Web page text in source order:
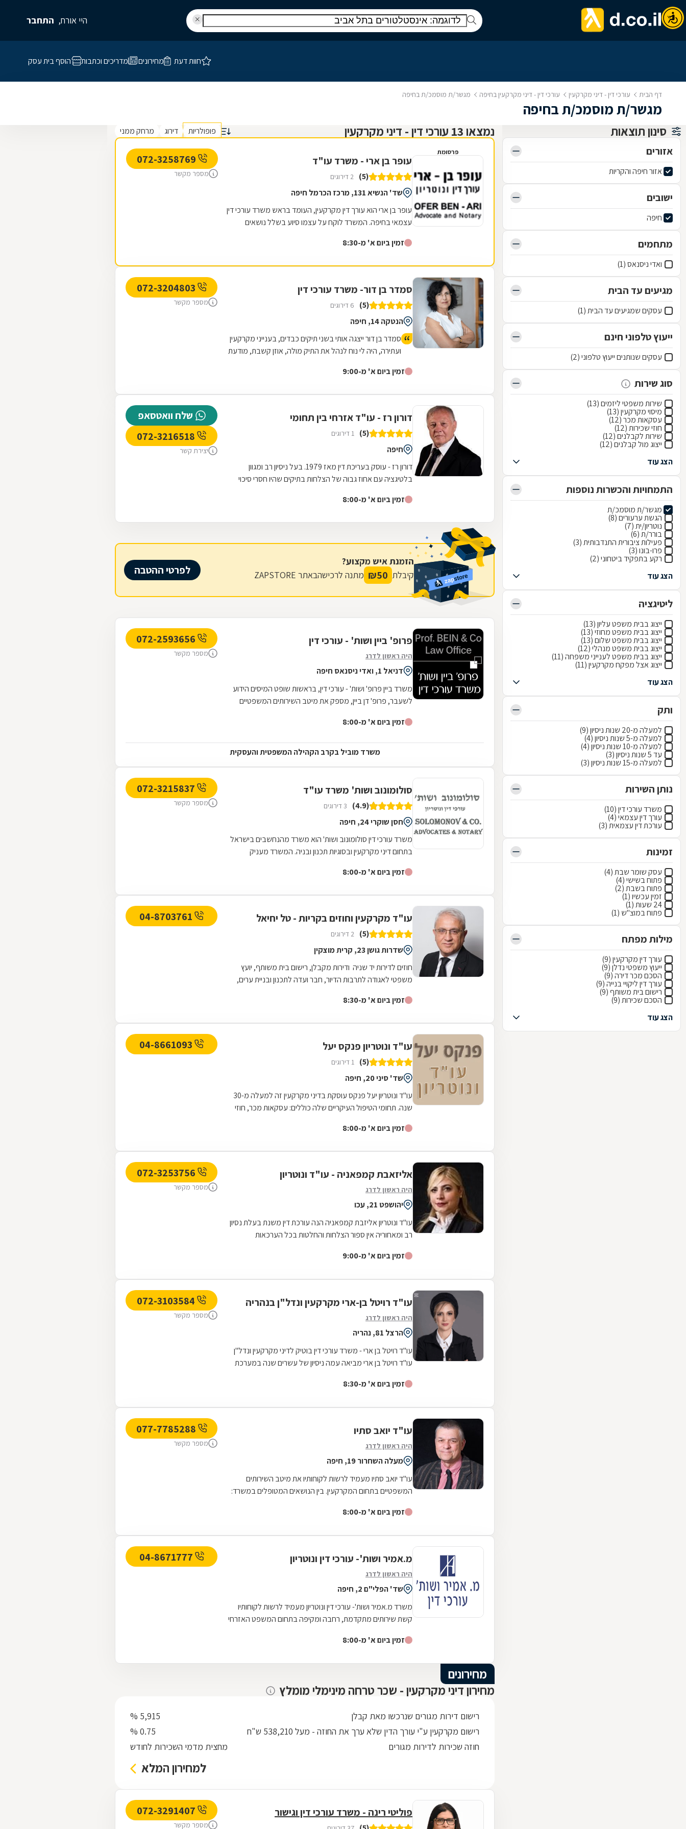
היי אורח, התחבר
חוות דעת מחירונים מדריכים וכתבות הוסף בית עסק
דף הבית עורכי דין - דיני מקרקעין עורכי דין - דיני מקרקעין בחיפה מגשר/ת מוסמכ/ת בחיפה
מגשר/ת מוסמכ/ת בחיפה
סינון תוצאות
אזורים
אזור חיפה והקריות
ישובים
חיפה
מתחמים
ואדי ניסנאס (1)
מגיעים עד הבית
עסקים שמגיעים עד הבית (1)
ייעוץ טלפוני חינם
עסקים שנותנים ייעוץ טלפוני (2)
סוג שירות
שירות משפטי ליזמים (13)
מיסוי מקרקעין (13)
עסקאות מכר (12)
חוזי שכירות (12)
שירות לקבלנים (12)
ייצוג מול קבלנים (12)
הצג עוד
התמחויות והכשרות נוספות
מגשר/ת מוסמכ/ת
הגשת ערעורים (8)
נוטריון/ית (7)
בורר/ת (6)
פעילות ציבורית התנדבותית (3)
פרו-בונו (3)
רקע בתפקיד ביטחוני (2)
הצג עוד
ליטיגציה
ייצוג בבית משפט עליון (13)
ייצוג בבית משפט מחוזי (13)
ייצוג בבית משפט שלום (13)
ייצוג בבית משפט מנהלי (12)
ייצוג בבית משפט לענייני משפחה (11)
ייצוג אצל מפקח מקרקעין (11)
הצג עוד
ותק
למעלה מ-20 שנות ניסיון (9)
למעלה מ-5 שנות ניסיון (4)
למעלה מ-10 שנות ניסיון (4)
עד 5 שנות ניסיון (3)
למעלה מ-15 שנות ניסיון (3)
נותן השירות
משרד עורכי דין (10)
עורך דין עצמאי (4)
עורכת דין עצמאית (3)
זמינות
עסק שומר שבת (4)
פתוח בשישי (4)
פתוח בשבת (2)
זמין עכשיו (1)
24 שעות (1)
פתוח במוצ"ש (1)
מילות מפתח
עורך דין מקרקעין (9)
ייעוץ משפטי נדלן (9)
הסכם מכר דירה (9)
עורך דין ליקויי בנייה (9)
רישום בית משותף (9)
הסכם שכירות (9)
הצג עוד
נמצאו 13 עורכי דין - דיני מקרקעין פופולריות דירוג מרחק ממני
פרסומת
עופר בן ארי - משרד עו"ד
(5) 2 דירוגים
שד' הנשיא 131, מרכז הכרמל חיפה
עופר בן ארי הוא עורך דין מקרקעין, העומד בראש משרד עורכי דין
עצמאי בחיפה. המשרד לוקח על עצמו סיוע בשלל נושאים
זמין ביום א' מ-8:30
מספר מקשר
סמדר בן דור- משרד עורכי דין
(5) 6 דירוגים
הנטקה 14, חיפה
סמדר בן דור ייצגה אותי בשני תיקים כבדים, בענייני מקרקעין
ועתירה, היה לי נוח לנהל את התיק מולה, אוזן קשבת, מודעת
היא יודעת להגן על זכויות הלקוח, ואיתה מרגישים בבטחון,
עליהם, לכן איתה אפשר להרגיש בטוח שהנצחון לא יאחר
מלבוא- אניי ממליץ עליה בחום.
זמין ביום א' מ-9:00
מספר מקשר
דורון רז - עו"ד אזרחי בין תחומי
(5) 1 דירוגים
חיפה
דורון רז - עוסק בעריכת דין מאז 1979. בעל ניסיון רב ומגוון
בלטיגציה עם אחוז גבוה של הצלחות בתיקים שהיו חסרי סיכוי
זמין ביום א' מ-8:00
שלח וואטסאפ
יצירת קשר
הזמנת איש מקצוע?
קיבלת 50
₪ מתנה לרכישהבאתר ZAPSTORE לפרטי ההטבה
פרופ' ביין ושות' - עורכי דין
היה ראשון לדרג
דניאל 1, ואדי ניסנאס חיפה
משרד ביין פרופ' ושות' - עורכי דין, בראשות שופט המיסים הידוע
לשעבר, פרופ' דן ביין, מספק את מיטב השירותים המשפטיים
זמין ביום א' מ-8:00
מספר מקשר
משרד מוביל בקרב הקהילה המשפטית והעסקית
סולומונוב ושות' משרד עו"ד
(4.9) 3 דירוגים
חסן שוקרי 24, חיפה
משרד עורכי דין סולומונוב ושות' הוא משרד מהנחשבים בישראל
בתחום דיני מקרקעין ובסוגיות תכנון ובניה. המשרד מעניק
זמין ביום א' מ-8:00
מספר מקשר
עו"ד מקרקעין וחוזים בקריות - טל יחיאל
(5) 2 דירוגים
שדרות גושן 23, קרית מוצקין
חוזים לדירות יד שניה ודירות מקבלן, רישום בית משותף, יועץ
משפטי לאגודה לתרבות הדיור, חבר ועדה לתכנון ובניית ערים,
זמין ביום א' מ-8:30
עו"ד ונוטריון פנקס יעל
(5) 1 דירוגים
שד' סיני 20, חיפה
עו"ד ונוטריון יעל פנקס עוסקת בדיני מקרקעין זה למעלה מ-30
שנה. תחומי הטיפול העיקריים שלה כוללים: עסקאות מכר, חוזי
זמין ביום א' מ-8:00
אליזאבת קמפאניה - עו"ד ונוטריון
היה ראשון לדרג
יהושפט 21, עכו
עו"ד ונוטריון אליזבת קמפאניה הנה עורכת דין משנת בעלת נסיון
רב ומאחוריה אין ספור הצלחות והחלטות בכל הערכאות
זמין ביום א' מ-9:00
מספר מקשר
עו"ד רויטל בן-ארי מקרקעין ונדל"ן בנהריה
היה ראשון לדרג
הרצל 81, נהריה
עו"ד רויטל בן ארי - משרד עורכי דין בוטיק לדיני מקרקעין ונדל"ן
עו"ד רויטל בן ארי מביאה עמה ניסיון של עשרים שנה במערכת
זמין ביום א' מ-8:30
מספר מקשר
עו"ד יואב סתיו
היה ראשון לדרג
מעלה השחרור 19, חיפה
עו"ד יואב סתיו מעמיד לרשות לקוחותיו את מיטב השירותים
המשפטיים בתחום המקרקעין. בין הנושאים המטופלים במשרד:
זמין ביום א' מ-8:00
מספר מקשר
מ.אמיר ושות'- עורכי דין ונוטריון
היה ראשון לדרג
שד' הפלי"ם 2, חיפה
משרד מ.אמיר ושות'- עורכי דין ונוטריון מעמיד לרשות לקוחותיו
קשת שירותים מתקדמת, רחבה ומקיפה בתחום המשפט האזרחי
זמין ביום א' מ-8:00
מחירונים
מחירון דיני מקרקעין - שכר טרחה מינימלי מומלץ
רישום דירות מגורים שנרכשו מאת קבלן
5,915 %
רישום מקרקעין ע"י עורך הדין שלא ערך את החוזה - מעל 538,210 ש"ח
0.75 %
חוזה שכירות לדירות מגורים
מחצית מדמי השכירות לחודש
למחירון המלא
פוליטי רינה - משרד עורכי דין וגישור
מספר מקשר